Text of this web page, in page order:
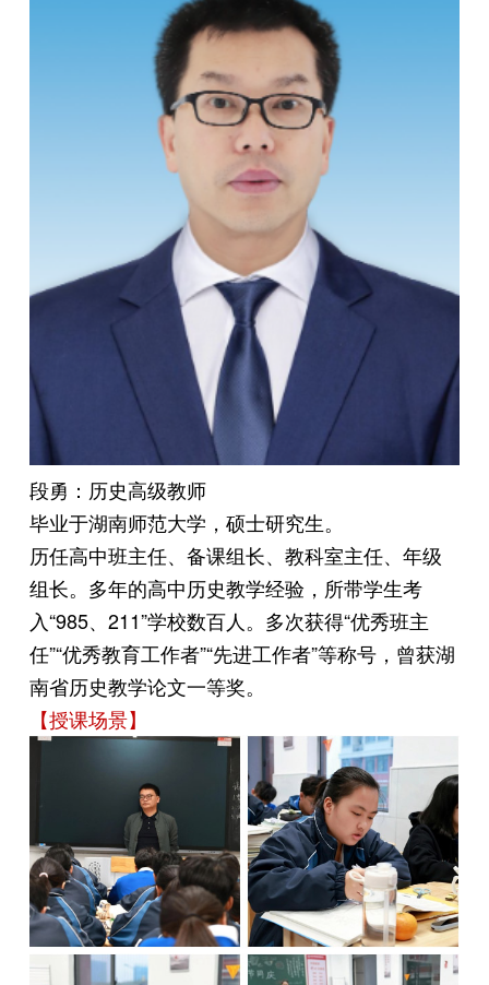
段勇：历史高级教师
毕业于湖南师范大学，硕士研究生。
历任高中班主任、备课组长、教科室主任、年级
组长。多年的高中历史教学经验，所带学生考
入“985、211”学校数百人。多次获得“优秀班主
任”“优秀教育工作者”“先进工作者”等称号，曾获湖
南省历史教学论文一等奖。
【授课场景】